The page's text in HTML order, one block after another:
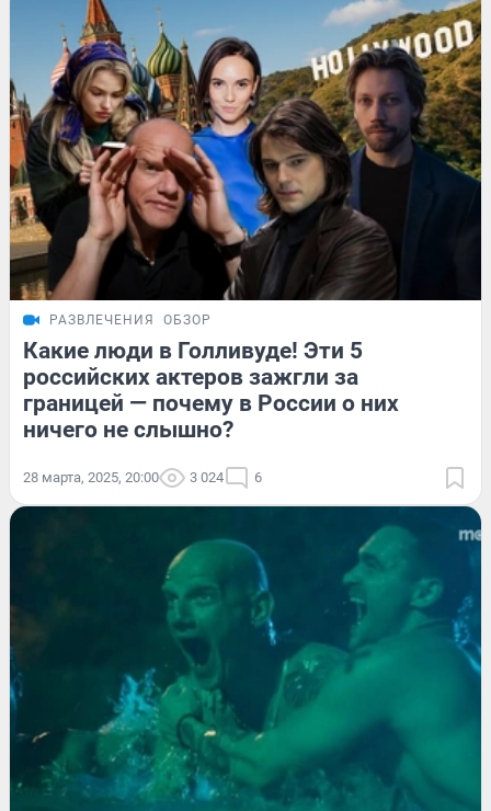
РАЗВЛЕЧЕНИЯ ОБЗОР
Какие люди в Голливуде! Эти 5
российских актеров зажгли за
границей — почему в России о них
ничего не слышно?
28 марта, 2025, 20:00 3 024 6